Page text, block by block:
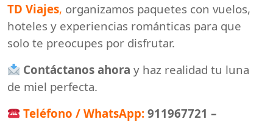
TD Viajes, organizamos paquetes con vuelos,
hoteles y experiencias románticas para que
solo te preocupes por disfrutar.
Contáctanos ahora y haz realidad tu luna
de miel perfecta.
Teléfono / WhatsApp: 911967721 –